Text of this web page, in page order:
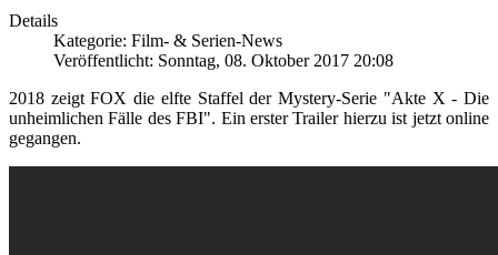
Details
Kategorie: Film- & Serien-News
Veröffentlicht: Sonntag, 08. Oktober 2017 20:08
2018 zeigt FOX die elfte Staffel der Mystery-Serie "Akte X - Die
unheimlichen Fälle des FBI". Ein erster Trailer hierzu ist jetzt online
gegangen.